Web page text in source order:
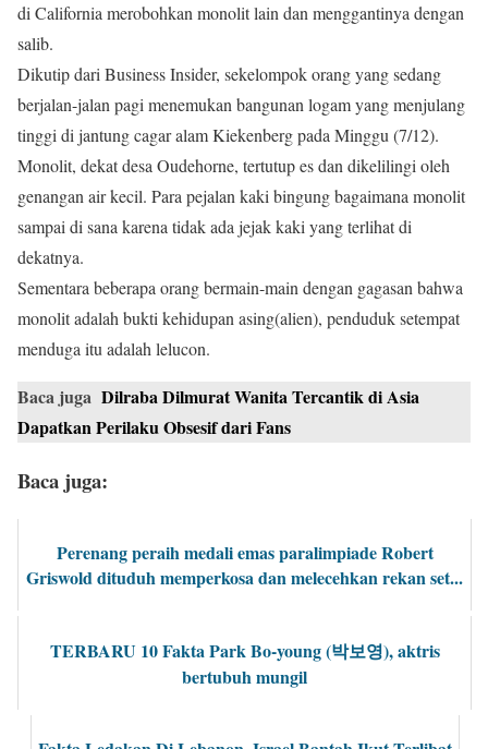
di California merobohkan monolit lain dan menggantinya dengan
salib.
Dikutip dari Business Insider, sekelompok orang yang sedang
berjalan-jalan pagi menemukan bangunan logam yang menjulang
tinggi di jantung cagar alam Kiekenberg pada Minggu (7/12).
Monolit, dekat desa Oudehorne, tertutup es dan dikelilingi oleh
genangan air kecil. Para pejalan kaki bingung bagaimana monolit
sampai di sana karena tidak ada jejak kaki yang terlihat di
dekatnya.
Sementara beberapa orang bermain-main dengan gagasan bahwa
monolit adalah bukti kehidupan asing(alien), penduduk setempat
menduga itu adalah lelucon.
Baca juga Dilraba Dilmurat Wanita Tercantik di Asia
Dapatkan Perilaku Obsesif dari Fans
Baca juga:
Perenang peraih medali emas paralimpiade Robert
Griswold dituduh memperkosa dan melecehkan rekan set...
TERBARU 10 Fakta Park Bo-young (박보영), aktris
bertubuh mungil